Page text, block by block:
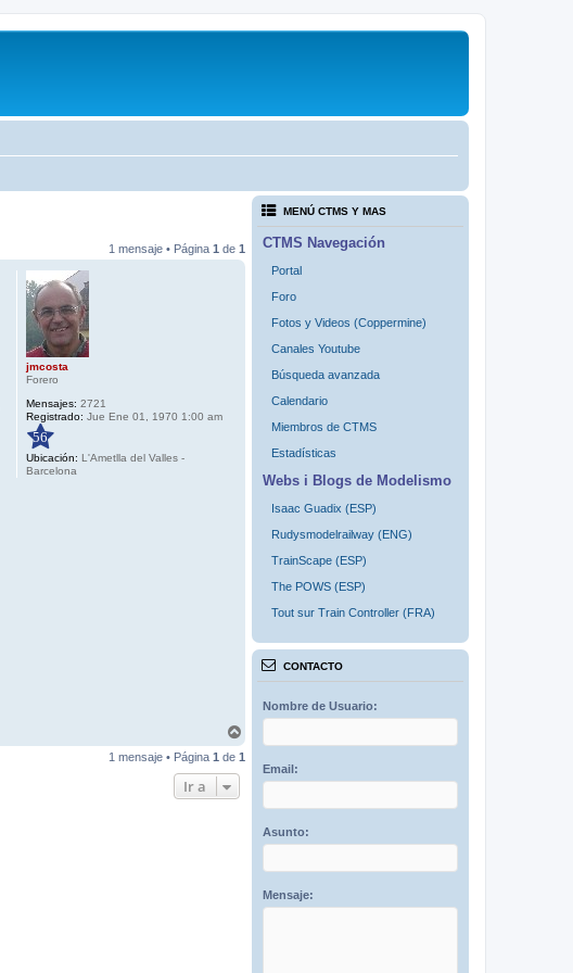
1 mensaje • Página 1 de 1
jmcosta
Forero
Mensajes: 2721
Registrado: Jue Ene 01, 1970 1:00 am
56
Ubicación: L'Ametlla del Valles -
Barcelona
r
1 mensaje • Página 1 de 1
Ir a
MENÚ CTMS Y MAS
CTMS Navegación
Portal
Foro
Fotos y Videos (Coppermine)
Canales Youtube
Búsqueda avanzada
Calendario
Miembros de CTMS
Estadísticas
Webs i Blogs de Modelismo
Isaac Guadix (ESP)
Rudysmodelrailway (ENG)
TrainScape (ESP)
The POWS (ESP)
Tout sur Train Controller (FRA)
CONTACTO
Nombre de Usuario:
Email:
Asunto:
Mensaje: